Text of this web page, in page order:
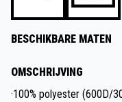
BESCHIKBARE MATEN
OMSCHRIJVING
·100% polyester (600D/